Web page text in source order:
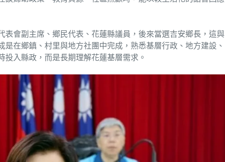
會副主席、鄉民代表、花蓮縣議員，後來當選吉安鄉長，這與
在鄉鎮、村里與地方社團中完成，熟悉基層行政、地方建設、
入縣政，而是長期理解花蓮基層需求。